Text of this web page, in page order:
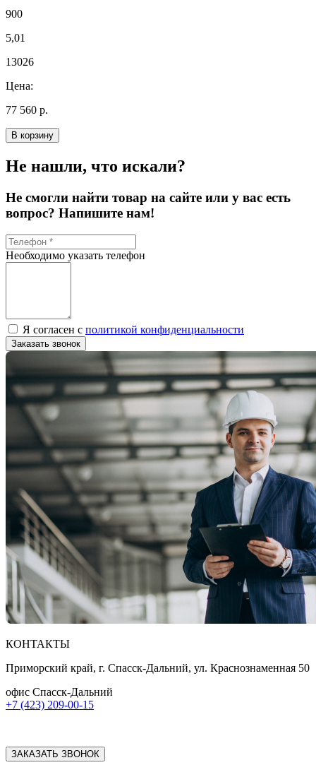
900
5,01
13026
Цена:
77 560 р.
В корзину
Не нашли, что искали?
Не смогли найти товар на сайте или у вас есть
вопрос? Напишите нам!
Необходимо указать телефон
Я согласен с политикой конфиденциальности
Заказать звонок
КОНТАКТЫ
Приморский край, г. Спасск-Дальний, ул. Краснознаменная 50
офис Спасск-Дальний
+7 (423) 209-00-15
ЗАКАЗАТЬ ЗВОНОК